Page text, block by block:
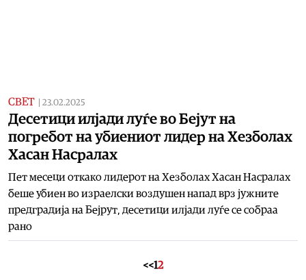
СВЕТ 23.02.2025
Десетици илјади луѓе во Бејут на
погребот на убиениот лидер на Хезболах
Хасан Насралах
Пет месеци откако лидерот на Хезболах Хасан Насралах
беше убиен во израелски воздушен напад врз јужните
предградија на Бејрут, десетици илјади луѓе се собраа
рано
<<12